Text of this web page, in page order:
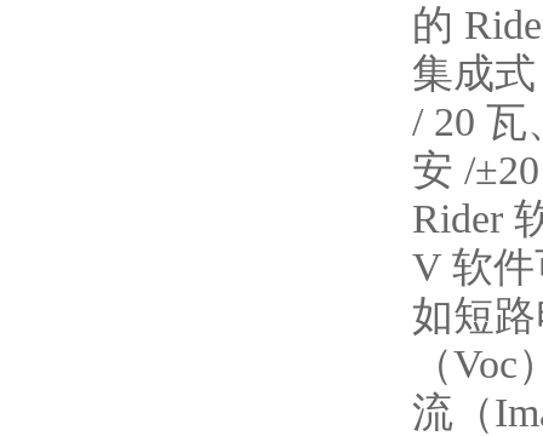
的
集成
/ 20 瓦
安 /
Rider
V 软
如短
（
流（